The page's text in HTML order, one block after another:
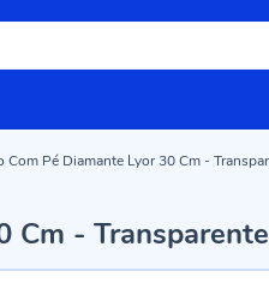
Com Pé Diamante Lyor 30 Cm -
Cm - Transparente